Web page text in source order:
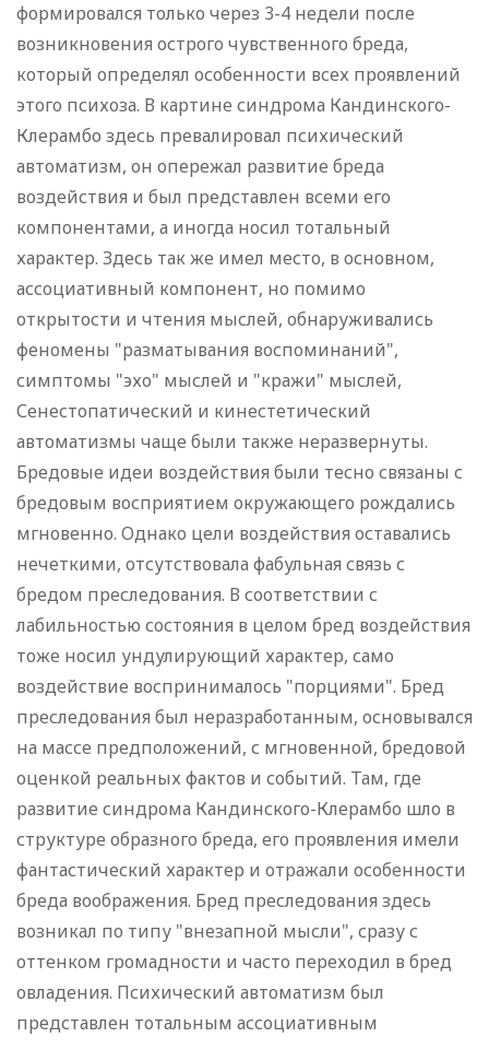
формировался только через 3-4 недели после
возникновения острого чувственного бреда,
который определял особенности всех проявлений
этого психоза. В картине синдрома Кандинского-
Клерамбо здесь превалировал психический
автоматизм, он опережал развитие бреда
воздействия и был представлен всеми его
компонентами, а иногда носил тотальный
характер. Здесь так же имел место, в основном,
ассоциативный компонент, но помимо
открытости и чтения мыслей, обнаруживались
феномены "разматывания воспоминаний",
симптомы "эхо" мыслей и "кражи" мыслей,
Сенестопатический и кинестетический
автоматизмы чаще были также неразвернуты.
Бредовые идеи воздействия были тесно связаны с
бредовым восприятием окружающего рождались
мгновенно. Однако цели воздействия оставались
нечеткими, отсутствовала фабульная связь с
бредом преследования. В соответствии с
лабильностью состояния в целом бред воздействия
тоже носил ундулирующий характер, само
воздействие воспринималось "порциями". Бред
преследования был неразработанным, основывался
на массе предположений, с мгновенной, бредовой
оценкой реальных фактов и событий. Там, где
развитие синдрома Кандинского-Клерамбо шло в
структуре образного бреда, его проявления имели
фантастический характер и отражали особенности
бреда воображения. Бред преследования здесь
возникал по типу "внезапной мысли", сразу с
оттенком громадности и часто переходил в бред
овладения. Психический автоматизм был
представлен тотальным ассоциативным